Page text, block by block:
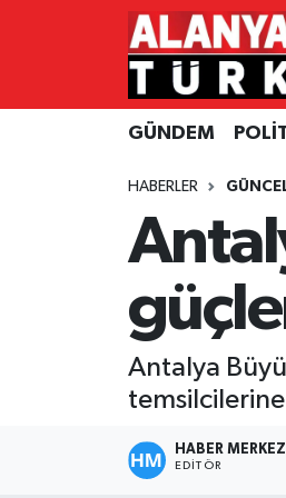
GÜNDEM
HABERLER
Antalya
HABER MERKEZİ
EDITÖR
POLİTİKA
EKONOMİ
TURİZM
KÜLTÜR SANAT
Nöbetçi Eczaneler
Hava Durumu
Namaz Vakitleri
Trafik Durumu
Süper Lig Puan Durumu
Tüm Manşetler
Haber Arşivi